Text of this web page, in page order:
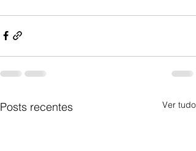
Posts recentes Ver tudo